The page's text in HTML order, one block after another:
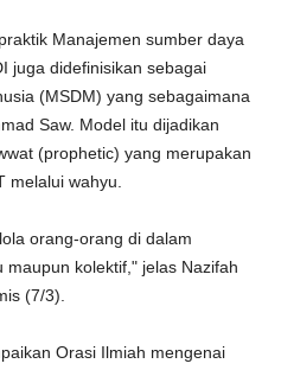
Manajemen sumber daya
juga didefinisikan sebagai
(MSDM) yang sebagaimana
Saw. Model itu dijadikan
(prophetic) yang merupakan
melalui wahyu.
orang-orang di dalam
kolektif," jelas Nazifah
(7/3).
Orasi Ilmiah mengenai